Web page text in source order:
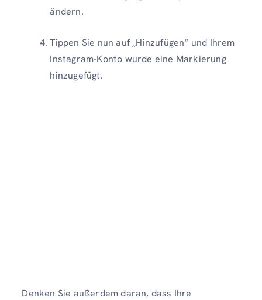
ändern.
Tippen Sie nun auf „Hinzufügen“ und Ihrem
Instagram-Konto wurde eine Markierung
hinzugefügt.
Denken Sie außerdem daran, dass Ihre